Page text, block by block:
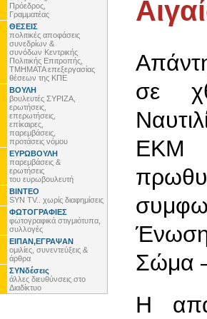
Πρόεδρος,
Γραμματέας
ΘΕΣΕΙΣ
πολιτικές αποφάσεις
συνεδρίων &
συνόδων Κεντρικής
Πολιτικής Επιτροπής,
ΤΜΗΜΑΤΑ επεξεργασίας
θέσεων της ΚΠΕ
ΒΟΥΛΗ
βουλευτές ΣΥΡΙΖΑ,
ερωτήσεις,
επερωτήσεις,
επίκαιρες,
παρεμβάσεις,
προτάσεις νόμου
ΕΥΡΩΒΟΥΛΗ
παρεμβάσεις &
ερωτήσεις
του ευρωβουλευτή
ΒΙΝΤΕΟ
SYN TV.. χωρίς διαφημίσεις
ΦΩΤΟΓΡΑΦΙΕΣ
φωτογραφικά στιγμιότυπα,
συλλογές
ΕΙΠΑΝ,ΕΓΡΑΨΑΝ
ομιλίες, συνεντεύξεις &
άρθρα
ΣΥΝδέσεις
άλλες διευθύνσεις στο
Διαδίκτυο
σε
ΕΚΜ
Σώμα
Η